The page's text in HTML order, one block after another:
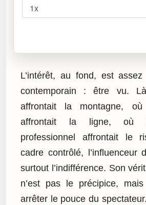
L’intérêt, au fond, est
contemporain : être vu.
affrontait la montagne,
affrontait la ligne, où
professionnel affrontait le
cadre contrôlé, l’influenceur
surtout l’indifférence. Son
n’est pas le précipice,
arrêter le pouce du